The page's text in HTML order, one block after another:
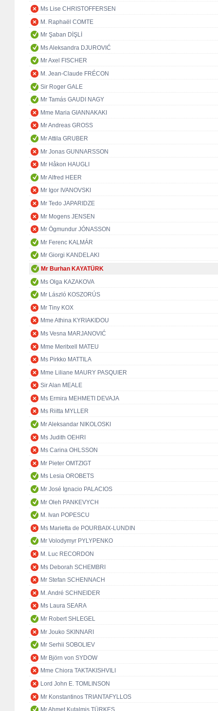
Ms Lise CHRISTOFFERSEN
M. Raphaël COMTE
Mr Şaban DİŞLİ
Ms Aleksandra DJUROVIĆ
Mr Axel FISCHER
M. Jean-Claude FRÉCON
Sir Roger GALE
Mr Tamás GAUDI NAGY
Mme Maria GIANNAKAKI
Mr Andreas GROSS
Mr Attila GRUBER
Mr Jonas GUNNARSSON
Mr Håkon HAUGLI
Mr Alfred HEER
Mr Igor IVANOVSKI
Mr Tedo JAPARIDZE
Mr Mogens JENSEN
Mr Ögmundur JÓNASSON
Mr Ferenc KALMÁR
Mr Giorgi KANDELAKI
Mr Burhan KAYATÜRK
Ms Olga KAZAKOVA
Mr László KOSZORÚS
Mr Tiny KOX
Mme Athina KYRIAKIDOU
Ms Vesna MARJANOVIĆ
Mme Meritxell MATEU
Ms Pirkko MATTILA
Mme Liliane MAURY PASQUIER
Sir Alan MEALE
Ms Ermira MEHMETI DEVAJA
Ms Riitta MYLLER
Mr Aleksandar NIKOLOSKI
Ms Judith OEHRI
Ms Carina OHLSSON
Mr Pieter OMTZIGT
Ms Lesia OROBETS
Mr José Ignacio PALACIOS
Mr Oleh PANKEVYCH
M. Ivan POPESCU
Ms Marietta de POURBAIX-LUNDIN
Mr Volodymyr PYLYPENKO
M. Luc RECORDON
Ms Deborah SCHEMBRI
Mr Stefan SCHENNACH
M. André SCHNEIDER
Ms Laura SEARA
Mr Robert SHLEGEL
Mr Jouko SKINNARI
Mr Serhii SOBOLIEV
Mr Björn von SYDOW
Mme Chiora TAKTAKISHVILI
Lord John E. TOMLINSON
Mr Konstantinos TRIANTAFYLLOS
Mr Ahmet Kutalmiş TÜRKEŞ